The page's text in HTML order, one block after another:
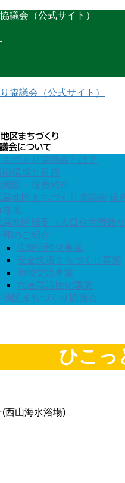
議会（公式サイト）
ちづくり協議会とは？
織構成と目的
織図・役員紹介
島地区まちづくり協議会 規
在地
島地区概要（人口や世帯数な
部のご紹介
広報活性化事業
安全快適まちづくり事業
地域交流事業
六連島活性化事業
地区まちづくり協議会
ひこっ
西山海水浴場)